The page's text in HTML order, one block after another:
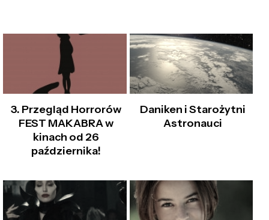
3. Przegląd Horrorów
FEST MAKABRA w
kinach od 26
października!
Daniken i Starożytni
Astronauci